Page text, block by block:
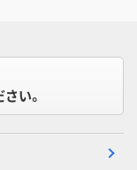
い。